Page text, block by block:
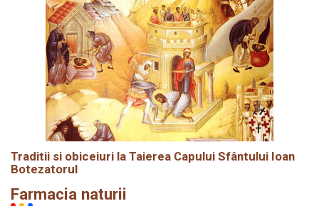
Traditii si obiceiuri la Taierea Capului Sfântului Ioan
Botezatorul
Farmacia naturii